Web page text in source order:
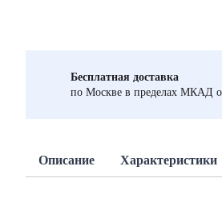
Бесплатная доставка
по Москве в пределах МКАД
Описание Характеристики